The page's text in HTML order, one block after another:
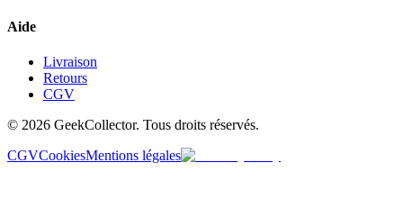
Aide
Livraison
Retours
CGV
© 2026 GeekCollector. Tous droits réservés.
CGVCookiesMentions légales